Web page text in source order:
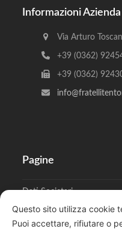
Informazioni Azienda
Via Arturo
+39 (0362)
+39 (0362)
Pagine
Dati Societari
Questo sito utilizza cookie
Puoi accettare, rifiutare o